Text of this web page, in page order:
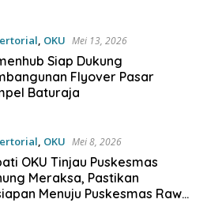
, OKU Mei 13, 2026
Siap Dukung
Flyover Pasar
Baturaja
, OKU Mei 8, 2026
OKU Tinjau Puskesmas
Meraksa, Pastikan
Menuju Puskesmas Rawat